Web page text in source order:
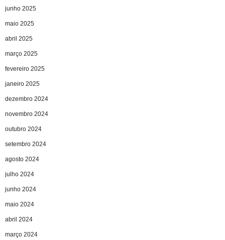
junho 2025
maio 2025
abril 2025
março 2025
fevereiro 2025
janeiro 2025
dezembro 2024
novembro 2024
outubro 2024
setembro 2024
agosto 2024
julho 2024
junho 2024
maio 2024
abril 2024
março 2024